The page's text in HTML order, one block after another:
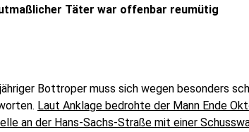
Täter war offenbar reumütig
Bottroper muss sich wegen besonders
Laut Anklage bedrohte der Mann Ende
an der Hans-Sachs-Straße mit einer